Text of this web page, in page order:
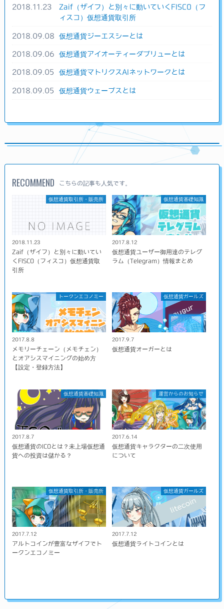
2018.11.23
Zaif（ザイフ）と別々に動いていくFISCO（フ
ィスコ）仮想通貨取引所
2018.09.08 仮想通貨ジーエスシーとは
2018.09.06 仮想通貨アイオーティーダブリューとは
2018.09.05 仮想通貨マトリクスAIネットワークとは
2018.09.05 仮想通貨ウェーブスとは
RECOMMEND こちらの記事も人気です。
仮想通貨取引所・販売所
2018.11.23
Zaif（ザイフ）と別々に動いてい
くFISCO（フィスコ）仮想通貨取
引所
仮想通貨基礎知識
2017.8.12
仮想通貨ユーザー御用達のテレグ
ラム（Telegram）情報まとめ
トークンエコノミー
2017.8.8
メモリーチェーン（メモチェン）
とオアシスマイニングの始め方
【設定・登録方法】
仮想通貨ガールズ
2017.9.7
仮想通貨オーガーとは
仮想通貨基礎知識
2017.8.7
仮想通貨のICOとは？未上場仮想通
貨への投資は儲かる？
運営からのお知らせ
2017.6.14
仮想通貨キャラクターの二次使用
について
仮想通貨取引所・販売所
2017.7.12
アルトコインが豊富なザイフでト
ークンエコノミー
仮想通貨ガールズ
2017.7.12
仮想通貨ライトコインとは